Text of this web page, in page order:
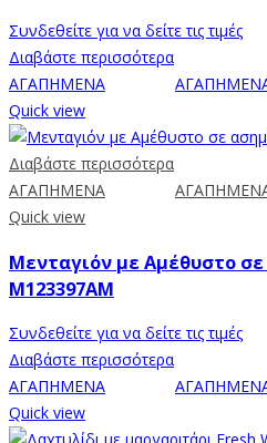
Συνδεθείτε για να δείτε τις τιμές
Διαβάστε περισσότερα
ΑΓΑΠΗΜΕΝΑ
Quick view
Διαβάστε περισσότερα
ΑΓΑΠΗΜΕΝΑ
Quick view
Μενταγιόν με Αμέθυστο
M123397AM
Συνδεθείτε για να δείτε τις τιμές
Διαβάστε περισσότερα
ΑΓΑΠΗΜΕΝΑ
Quick view